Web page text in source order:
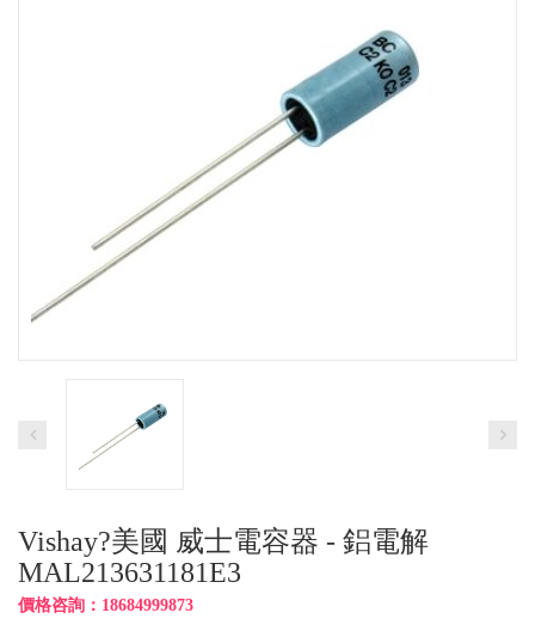
Vishay?美國 威士電容器 - 鋁電解
MAL213631181E3
價格咨詢：18684999873